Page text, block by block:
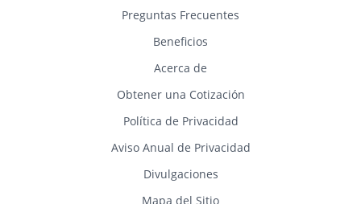
Preguntas Frecuentes
Beneficios
Acerca de
Obtener una Cotización
Política de Privacidad
Aviso Anual de Privacidad
Divulgaciones
Mapa del Sitio